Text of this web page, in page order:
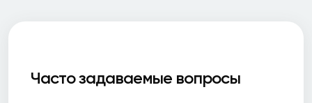
Часто задаваемые вопросы